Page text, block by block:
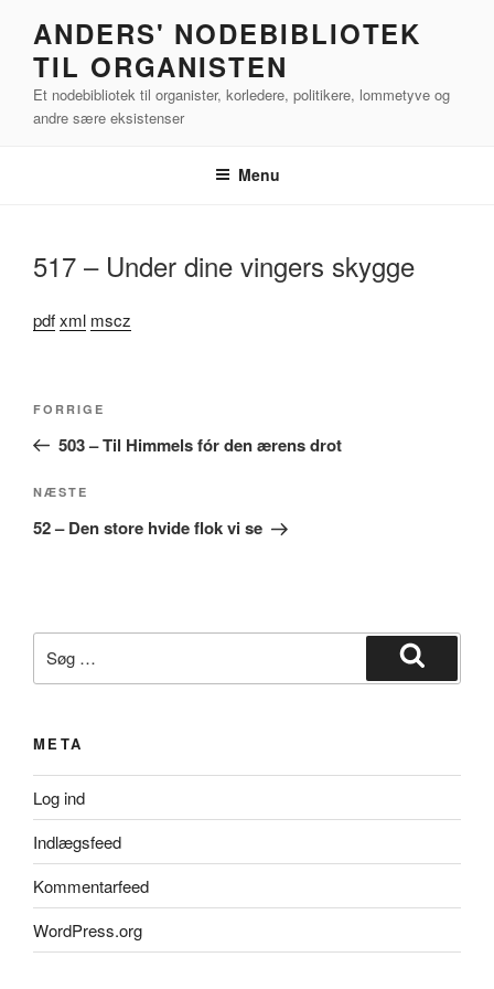
indhold
ANDERS' NODEBIBLIOTEK
TIL ORGANISTEN
Et nodebibliotek til organister, korledere, politikere, lommetyve og
andre sære eksistenser
Menu
517 – Under dine vingers skygge
pdfxml mscz
Forrige
indlæg
FORRIGE
503 – Til Himmels fór den ærens drot
Næste
indlæg
NÆSTE
52 – Den store hvide flok vi se
efter:
Søg
META
Log ind
Indlægsfeed
Kommentarfeed
WordPress.org